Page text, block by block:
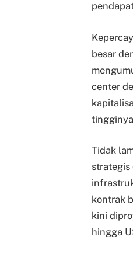
besar
center
Tidak
strategis
kontrak
kini
hingga